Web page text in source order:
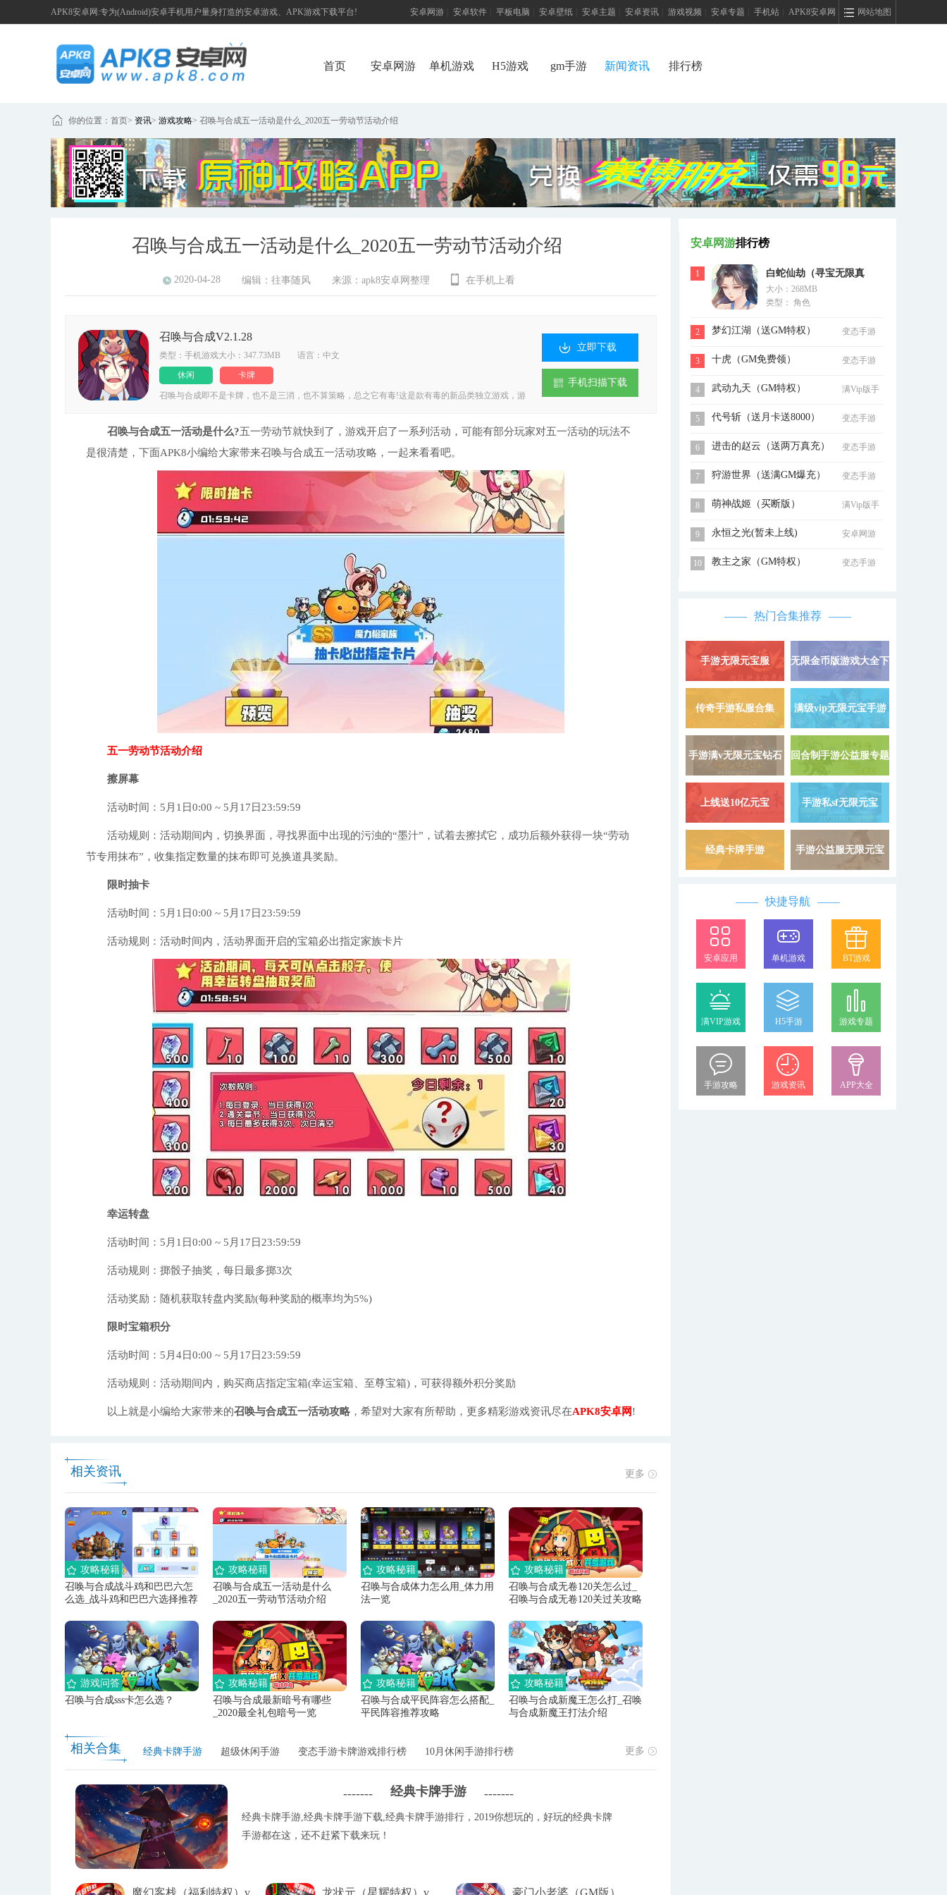
APK8安卓网:专为(Android)安卓手机用户量身打造的安卓游戏、APK游戏下载平台! 网站地图
安卓网游 安卓软件 平板电脑 安卓壁纸 安卓主题 安卓资讯 游戏视频 安卓专题 手机站 APK8安卓网
首页 安卓网游 单机游戏 H5游戏 gm手游 新闻资讯 排行榜
你的位置： 首页> 资讯> 游戏攻略> 召唤与合成五一活动是什么_2020五一劳动节活动介绍
召唤与合成五一活动是什么_2020五一劳动节活动介绍
2020-04-28 编辑： 往事随风 来源： apk8安卓网整理 在手机上看
召唤与合成V2.1.28
类型：手机游戏大小：347.73MB 语言：中文
休闲
卡牌
召唤与合成即不是卡牌，也不是三消，也不算策略，总之它有毒!这是款有毒的新品类独立游戏，游
立即下载
手机扫描下载
召唤与合成五一活动是什么?五一劳动节就快到了，游戏开启了一系列活动，可能有部分玩家对五一活动的玩法不
是很清楚，下面APK8小编给大家带来召唤与合成五一活动攻略，一起来看看吧。
五一劳动节活动介绍
擦屏幕
活动时间：5月1日0:00 ~ 5月17日23:59:59
活动规则：活动期间内，切换界面，寻找界面中出现的污浊的“墨汁”，试着去擦拭它，成功后额外获得一块“劳动
节专用抹布”，收集指定数量的抹布即可兑换道具奖励。
限时抽卡
活动时间：5月1日0:00 ~ 5月17日23:59:59
活动规则：活动时间内，活动界面开启的宝箱必出指定家族卡片
幸运转盘
活动时间：5月1日0:00 ~ 5月17日23:59:59
活动规则：掷骰子抽奖，每日最多掷3次
活动奖励：随机获取转盘内奖励(每种奖励的概率均为5%)
限时宝箱积分
活动时间：5月4日0:00 ~ 5月17日23:59:59
活动规则：活动期间内，购买商店指定宝箱(幸运宝箱、至尊宝箱)，可获得额外积分奖励
以上就是小编给大家带来的召唤与合成五一活动攻略 ，希望对大家有所帮助，更多精彩游戏资讯尽在APK8安卓网!
相关资讯 更多
召唤与合成战斗鸡和巴巴六怎
么选_战斗鸡和巴巴六选择推荐
攻略秘籍
召唤与合成五一活动是什么
_2020五一劳动节活动介绍
攻略秘籍
召唤与合成体力怎么用_体力用
法一览
攻略秘籍
召唤与合成无卷120关怎么过_
召唤与合成无卷120关过关攻略
攻略秘籍
召唤与合成sss卡怎么选？
游戏问答
召唤与合成最新暗号有哪些
_2020最全礼包暗号一览
攻略秘籍
召唤与合成平民阵容怎么搭配_
平民阵容推荐攻略
攻略秘籍
召唤与合成新魔王怎么打_召唤
与合成新魔王打法介绍
攻略秘籍
相关合集 经典卡牌手游 超级休闲手游 变态手游卡牌游戏排行榜 10月休闲手游排行榜 更多
------- 经典卡牌手游 -------
经典卡牌手游,经典卡牌手游下载,经典卡牌手游排行，2019你想玩的，好玩的经典卡牌
手游都在这，还不赶紧下载来玩！
魔幻客栈（福利特权）v 龙状元（星耀特权）v 豪门小老婆（GM版）
安卓网游排行榜
1
白蛇仙劫（寻宝无限真
充）
大小：268MB
类型： 角色
2 梦幻江湖（送GM特权） 变态手游
3 十虎（GM免费领） 变态手游
4 武动九天（GM特权）
满Vip版手
5
代号斩（送月卡送8000） 变态手游
6 进击的赵云（送两万真充） 变态手游
7 狩游世界（送满GM爆充） 变态手游
8 萌神战姬（买断版）
满Vip版手
9
永恒之光(暂未上线) 安卓网游
10 教主之家（GM特权） 变态手游
热门合集推荐
手游无限元宝服
9999999
详情 »
无限金币版游戏大全下
载
传奇手游私服合集 详情 »
满级vip无限元宝手游
手游满v无限元宝钻石 详情 »
回合制手游公益服专题
上线送10亿元宝 详情 »
手游私sf无限元宝
经典卡牌手游 详情 »
手游公益服无限元宝
快捷导航
安卓应用 单机游戏 BT游戏
满VIP游戏 H5手游 游戏专题
手游攻略 游戏资讯 APP大全